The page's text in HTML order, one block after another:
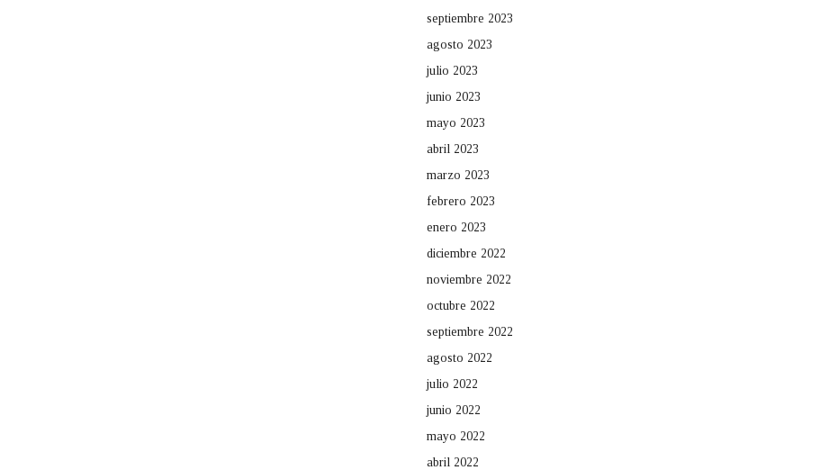
septiembre 2023
agosto 2023
julio 2023
junio 2023
mayo 2023
abril 2023
marzo 2023
febrero 2023
enero 2023
diciembre 2022
noviembre 2022
octubre 2022
septiembre 2022
agosto 2022
julio 2022
junio 2022
mayo 2022
abril 2022